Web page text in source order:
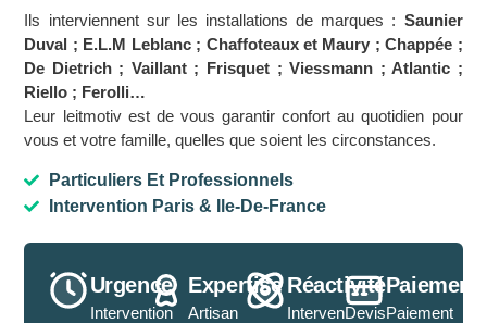
Ils interviennent sur les installations de marques : Saunier
Duval ; E.L.M Leblanc ; Chaffoteaux et Maury ; Chappée ;
De Dietrich ; Vaillant ; Frisquet ; Viessmann ; Atlantic ;
Riello ; Ferolli…
Leur leitmotiv est de vous garantir confort au quotidien pour
vous et votre famille, quelles que soient les circonstances.
Particuliers Et Professionnels
Intervention Paris & Ile-De-France
Urgence
Intervention
Expertise
Artisan
Réactivité
IntervenDevis
Paiement
Paiement